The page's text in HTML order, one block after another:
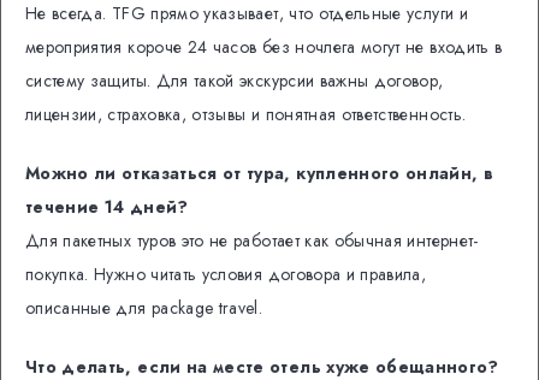
Не всегда. TFG прямо указывает, что отдельные услуги и
мероприятия короче 24 часов без ночлега могут не входить в
систему защиты. Для такой экскурсии важны договор,
лицензии, страховка, отзывы и понятная ответственность.
Можно ли отказаться от тура, купленного онлайн, в
течение 14 дней?
Для пакетных туров это не работает как обычная интернет-
покупка. Нужно читать условия договора и правила,
описанные для package travel.
Что делать, если на месте отель хуже обещанного?